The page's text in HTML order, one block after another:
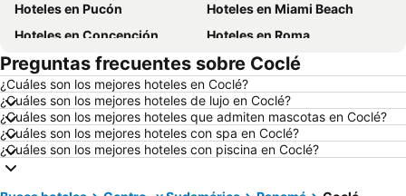
Hoteles en Pucón
Hoteles en Miami Beach
Hoteles en Concepción
Hoteles en Roma
Hoteles en La Serena
Hoteles en Puerto Montt
Hoteles en Lima
Hoteles en Valdivia
Hoteles en San Andrés
Hoteles en Búzios
Hoteles en Chillán
Hoteles en Arica
Hoteles en Curazao
Hoteles en Región Metropolitana de Santiago
Hoteles en Chiloé
Preguntas frecuentes sobre Coclé
¿Cuáles son los mejores hoteles en Coclé?
¿Cuáles son los mejores hoteles de lujo en Coclé?
¿Cuáles son los mejores hoteles que admiten mascotas en Coclé?
¿Cuáles son los mejores hoteles con spa en Coclé?
¿Cuáles son los mejores hoteles con piscina en Coclé?